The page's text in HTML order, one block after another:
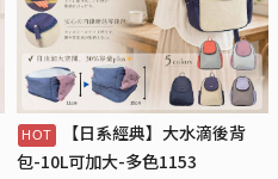
【日系經典】大水滴後背
包-10L可加大-多色1153